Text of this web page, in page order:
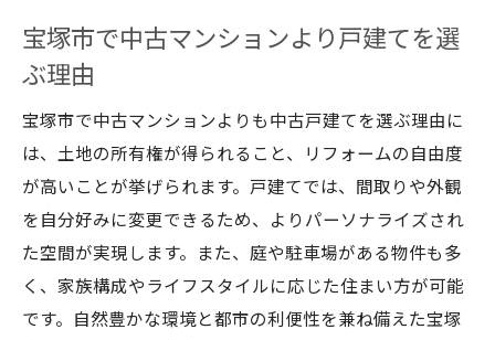
宝塚市で中古マンションより戸建てを選
ぶ理由
宝塚市で中古マンションよりも中古戸建てを選ぶ理由に
は、土地の所有権が得られること、リフォームの自由度
が高いことが挙げられます。戸建てでは、間取りや外観
を自分好みに変更できるため、よりパーソナライズされ
た空間が実現します。また、庭や駐車場がある物件も多
く、家族構成やライフスタイルに応じた住まい方が可能
です。自然豊かな環境と都市の利便性を兼ね備えた宝塚